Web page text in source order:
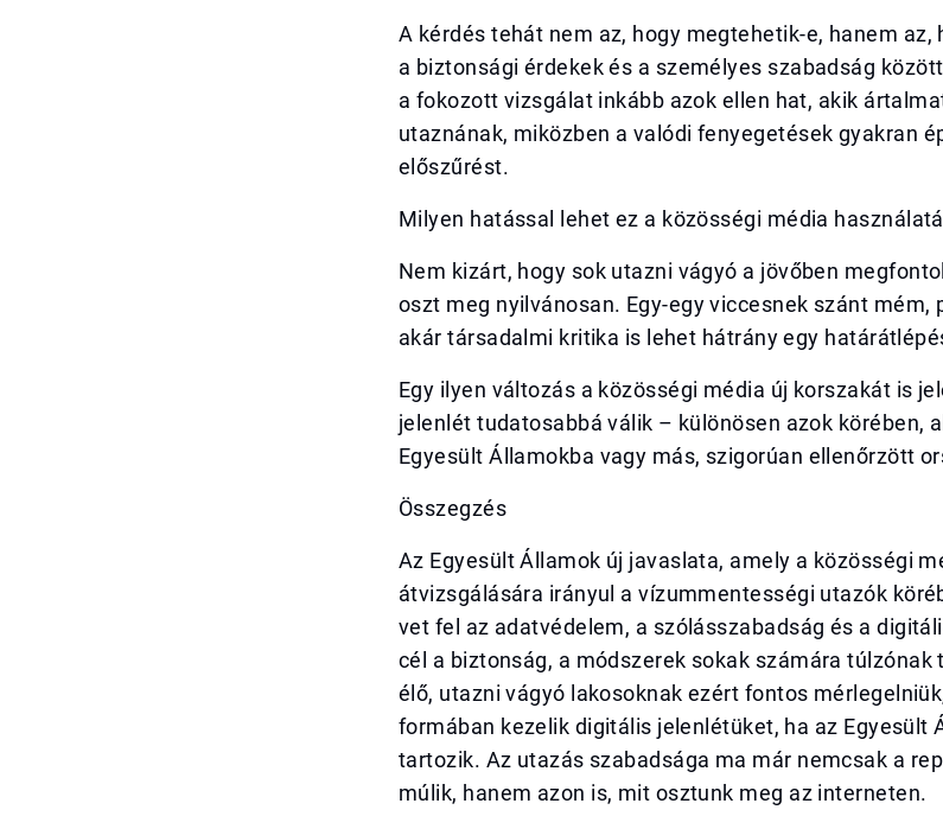
A kérdés tehát nem az, hogy megtehetik-e, hanem az,
a biztonsági érdekek és a személyes szabadság
a fokozott vizsgálat inkább azok ellen hat, akik
utaznának, miközben a valódi fenyegetések gyakran
előszűrést.
Milyen hatással lehet ez a közösségi média
Nem kizárt, hogy sok utazni vágyó a jövőben
oszt meg nyilvánosan. Egy-egy viccesnek szánt mém,
akár társadalmi kritika is lehet hátrány egy
Egy ilyen változás a közösségi média új korszakát is
jelenlét tudatosabbá válik – különösen azok körében,
Egyesült Államokba vagy más, szigorúan ellenőrzött
Összegzés
Az Egyesült Államok új javaslata, amely a közösségi
átvizsgálására irányul a vízummentességi utazók
vet fel az adatvédelem, a szólásszabadság és a
cél a biztonság, a módszerek sokak számára túlzónak
élő, utazni vágyó lakosoknak ezért fontos
formában kezelik digitális jelenlétüket, ha az Egyesült
tartozik. Az utazás szabadsága ma már nemcsak a
múlik, hanem azon is, mit osztunk meg az interneten.